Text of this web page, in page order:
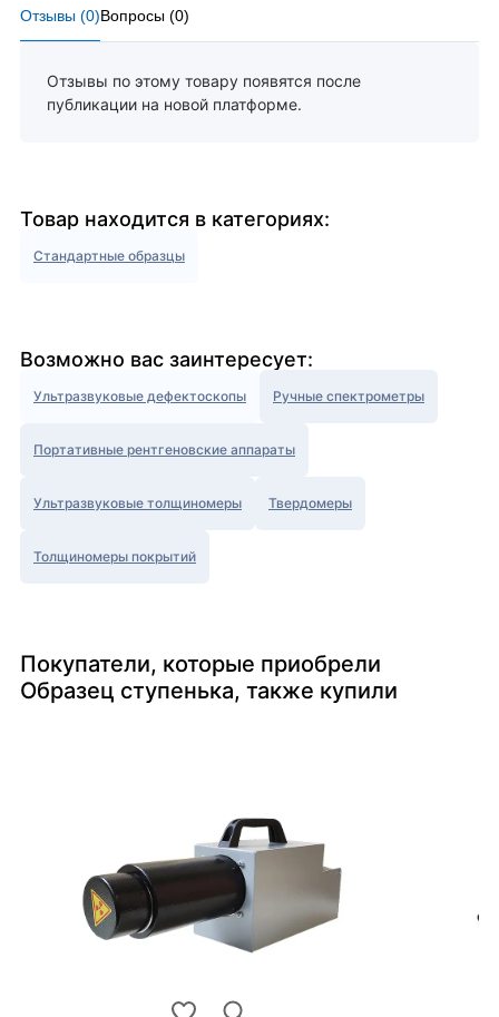
Отзывы (0)Вопросы (0)
Отзывы по этому товару появятся после
публикации на новой платформе.
Товар находится в категориях:
Стандартные образцы
Возможно вас заинтересует:
Ультразвуковые дефектоскопы Ручные спектрометры
Портативные рентгеновские аппараты
Ультразвуковые толщиномеры Твердомеры
Толщиномеры покрытий
Покупатели, которые приобрели
Образец ступенька, также купили